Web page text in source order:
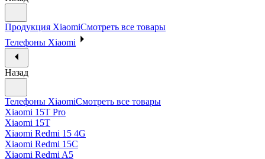
Продукция XiaomiСмотреть все товары
Телефоны Xiaomi
Назад
Телефоны XiaomiСмотреть все товары
Xiaomi 15T Pro
Xiaomi 15T
Xiaomi Redmi 15 4G
Xiaomi Redmi 15C
Xiaomi Redmi A5